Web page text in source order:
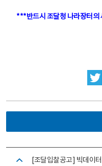
***반드시 조달청 나라장터의
[조달입찰공고] 빅데이